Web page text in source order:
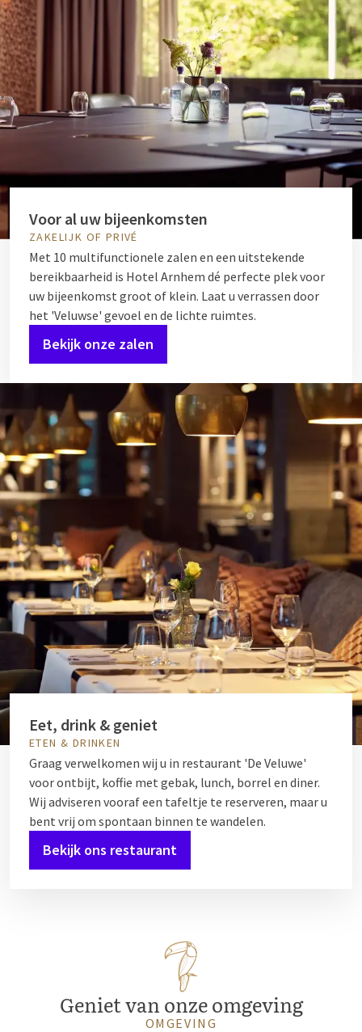
Voor al uw bijeenkomsten
ZAKELIJK OF PRIVÉ
Met 10 multifunctionele zalen en een uitstekende
bereikbaarheid is Hotel Arnhem dé perfecte plek voor
uw bijeenkomst groot of klein. Laat u verrassen door
het 'Veluwse' gevoel en de lichte ruimtes.
Bekijk onze zalen
Eet, drink & geniet
ETEN & DRINKEN
Graag verwelkomen wij u in restaurant 'De Veluwe'
voor ontbijt, koffie met gebak, lunch, borrel en diner.
Wij adviseren vooraf een tafeltje te reserveren, maar u
bent vrij om spontaan binnen te wandelen.
Bekijk ons restaurant
Geniet van onze omgeving
OMGEVING